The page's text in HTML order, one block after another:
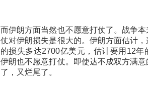
而伊朗方面当然也不愿意打仗了。战争
仗对伊朗损失是很大的。伊朗方面估计
的损失多达2700亿美元，估计要用12年
伊朗也不愿意打仗。即使达不成双方满
了，又烂尾了。